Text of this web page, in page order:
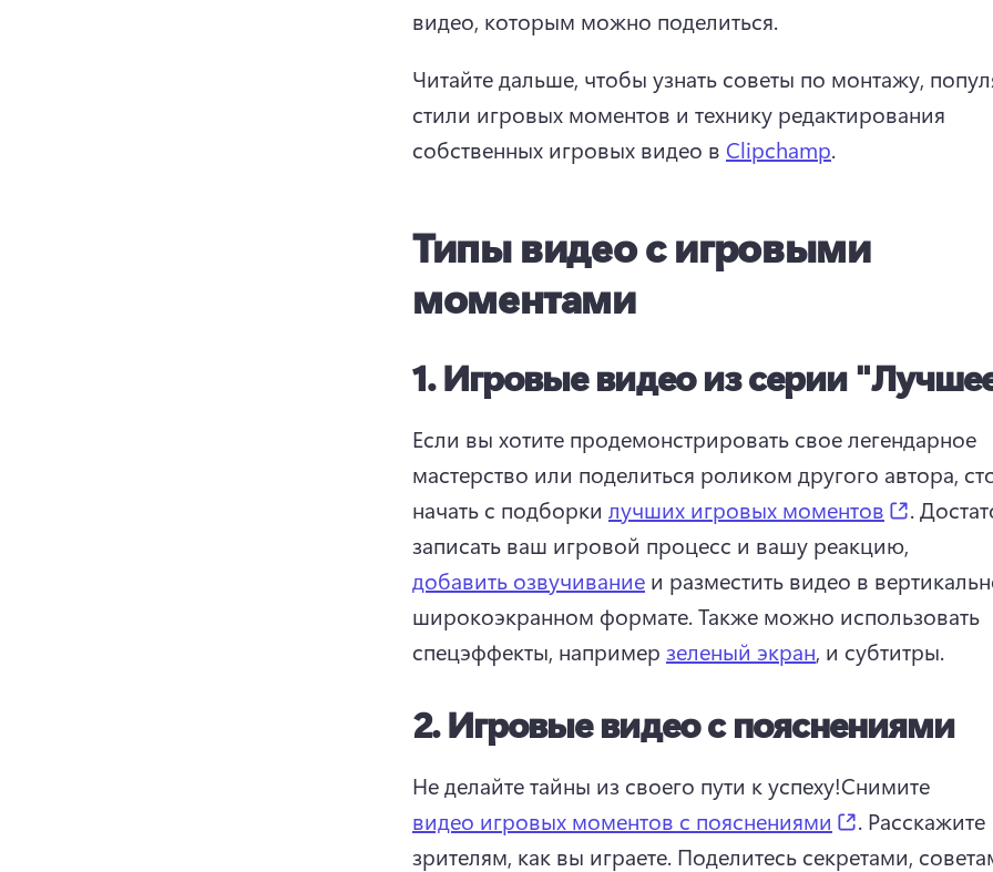
видео, которым можно поделиться.
Читайте дальше, чтобы узнать советы по монтажу,
стили игровых моментов и технику редактирования
собственных игровых видео в Clipchamp.
Типы видео с игровыми
моментами
1.Игровые видео из серии
Если вы хотите продемонстрировать свое легендарное
мастерство или поделиться роликом другого автора,
начать с подборки лучших игровых моментов (opens
.
записать ваш игровой процесс и вашу реакцию,
добавить озвучивание и разместить видео в
широкоэкранном формате. Также можно использовать
спецэффекты, например зеленый экран, и субтитры.
2.Игровые видео с пояснениями
Не делайте тайны из своего пути к успеху!Снимите
видео игровых моментов с пояснениями
(opens in a
. Расскажите
зрителям, как вы играете. Поделитесь секретами,